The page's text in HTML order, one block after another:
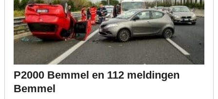
P2000 Bemmel en 112 meldingen
Bemmel